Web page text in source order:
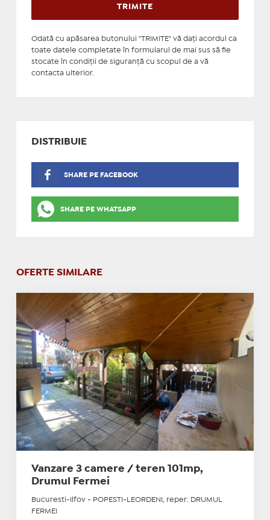
Odată cu apăsarea butonului "TRIMITE" vă daţi acordul ca
toate datele completate în formularul de mai sus să fie
stocate în condiţii de siguranţă cu scopul de a vă
contacta ulterior.
DISTRIBUIE
SHARE PE FACEBOOK
SHARE PE WHATSAPP
OFERTE SIMILARE
Vanzare 3 camere / teren 101mp,
Drumul Fermei
Bucuresti-Ilfov - POPESTI-LEORDENI, reper: DRUMUL
FERMEI